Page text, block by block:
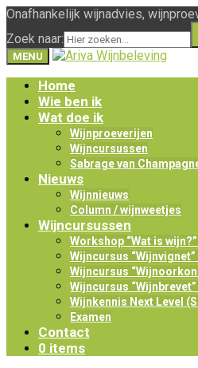
Onafhankelijk wijnadvies,
Zoek naar:
MENU
Home
Wie ben ik
Wat doe ik
Wijnproeverijen
Wijncursussen
Sabrage van
Nieuws
Wijnnieuws
Column / wijnweetjes
Wijncursussen
Workshop “Wat is
Wijncursus “Wijnvignet”
Wijncursus
Wijncursus “Wijnbrevet”
Wijnkennis Next Level
Examen
Contact
0 items